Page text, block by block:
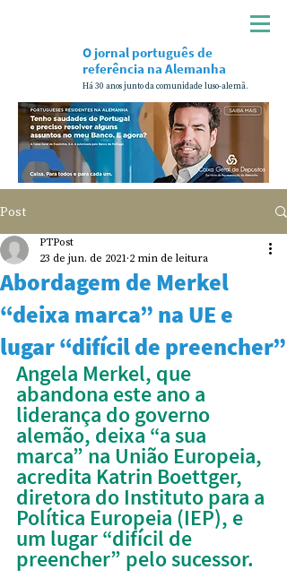
Há 30 anos junto da comunidade luso-alemã.
O jornal português de
referência na Alemanha
Post
Abordagem de Merkel
“deixa marca” na UE e
lugar “difícil de preencher”
PTPost
23 de jun. de 2021 2 min de leitura
Angela Merkel, que
abandona este ano a
liderança do governo
alemão, deixa “a sua
marca” na União Europeia,
acredita Katrin Boettger,
diretora do Instituto para a
Política Europeia (IEP), e
um lugar “difícil de
preencher” pelo sucessor.